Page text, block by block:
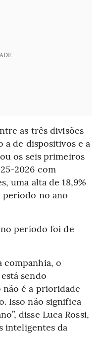
as três divisões
a de dispositivos e a
os seis primeiros
2026 com
uma alta de 18,9%
período no ano
período foi de
companhia, o
sendo
não é a prioridade
Isso não significa
disse Luca Rossi,
inteligentes da